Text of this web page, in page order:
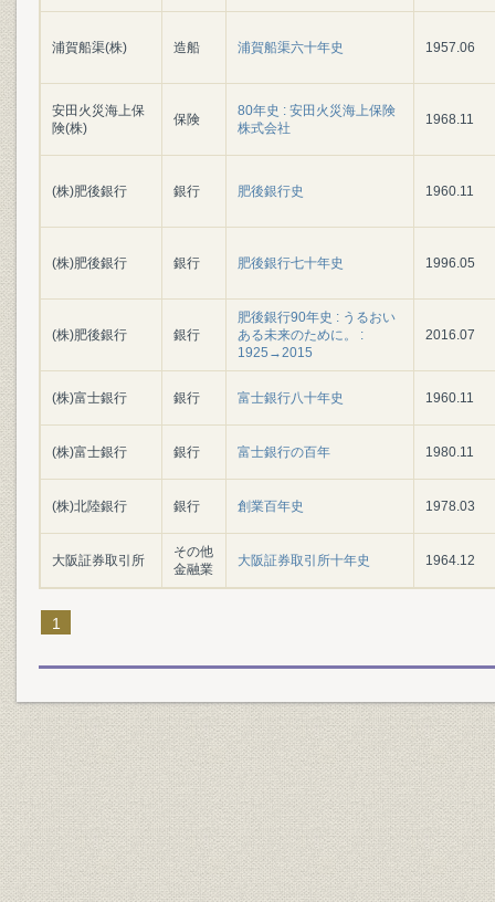
浦賀船渠(株) 造船 浦賀船渠六十年史 1957.06
安田火災海上保
険(株)
保険
80年史 : 安田火災海上保険
株式会社
1968.11
(株)肥後銀行 銀行 肥後銀行史 1960.11
(株)肥後銀行 銀行 肥後銀行七十年史 1996.05
(株)肥後銀行 銀行
肥後銀行90年史 : うるおい
ある未来のために。 :
1925→2015
2016.07
(株)富士銀行 銀行 富士銀行八十年史 1960.11
(株)富士銀行 銀行 富士銀行の百年 1980.11
(株)北陸銀行 銀行 創業百年史 1978.03
大阪証券取引所
その他
金融業
大阪証券取引所十年史 1964.12
1